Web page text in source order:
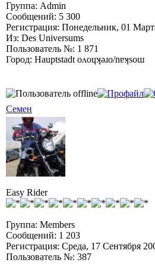
Группа: Admin
Сообщений: 5 300
Регистрация: Понедельник, 01
Из: Des Universums
Пользователь №: 1 871
Город: Hauptstadt oʌoɥʞǝɹo/nɐʞsoɯ
Семен
Easy Rider
Группа: Members
Сообщений: 1 203
Регистрация: Среда, 17 Сентября
Пользователь №: 387